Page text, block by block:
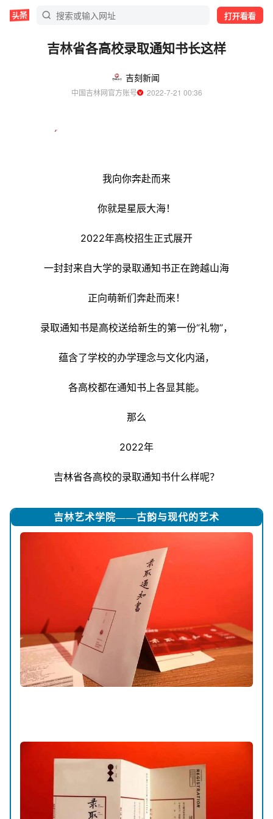
打开看看
吉林省各高校录取通知书长这样
吉刻新闻
中国吉林网官方账号
  2022-7-21 00:36
我向你奔赴而来
你就是星辰大海！
2022年高校招生正式展开
一封封来自大学的录取通知书正在跨越山海
正向萌新们奔赴而来！
录取通知书是高校送给新生的第一份“礼物”，
蕴含了学校的办学理念与文化内涵，
各高校都在通知书上各显其能。
那么
2022年
吉林省各高校的录取通知书什么样呢？
吉林艺术学院——古韵与现代的艺术